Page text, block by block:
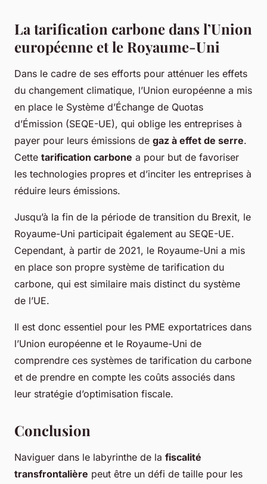
La tarification carbone dans l’Union
européenne et le Royaume-Uni
Dans le cadre de ses efforts pour atténuer les effets
du changement climatique, l’Union européenne a mis
en place le Système d’Échange de Quotas
d’Émission (SEQE-UE), qui oblige les entreprises à
payer pour leurs émissions de gaz à effet de serre.
Cette tarification carbone a pour but de favoriser
les technologies propres et d’inciter les entreprises à
réduire leurs émissions.
Jusqu’à la fin de la période de transition du Brexit, le
Royaume-Uni participait également au SEQE-UE.
Cependant, à partir de 2021, le Royaume-Uni a mis
en place son propre système de tarification du
carbone, qui est similaire mais distinct du système
de l’UE.
Il est donc essentiel pour les PME exportatrices dans
l’Union européenne et le Royaume-Uni de
comprendre ces systèmes de tarification du carbone
et de prendre en compte les coûts associés dans
leur stratégie d’optimisation fiscale.
Conclusion
Naviguer dans le labyrinthe de la fiscalité
transfrontalière peut être un défi de taille pour les